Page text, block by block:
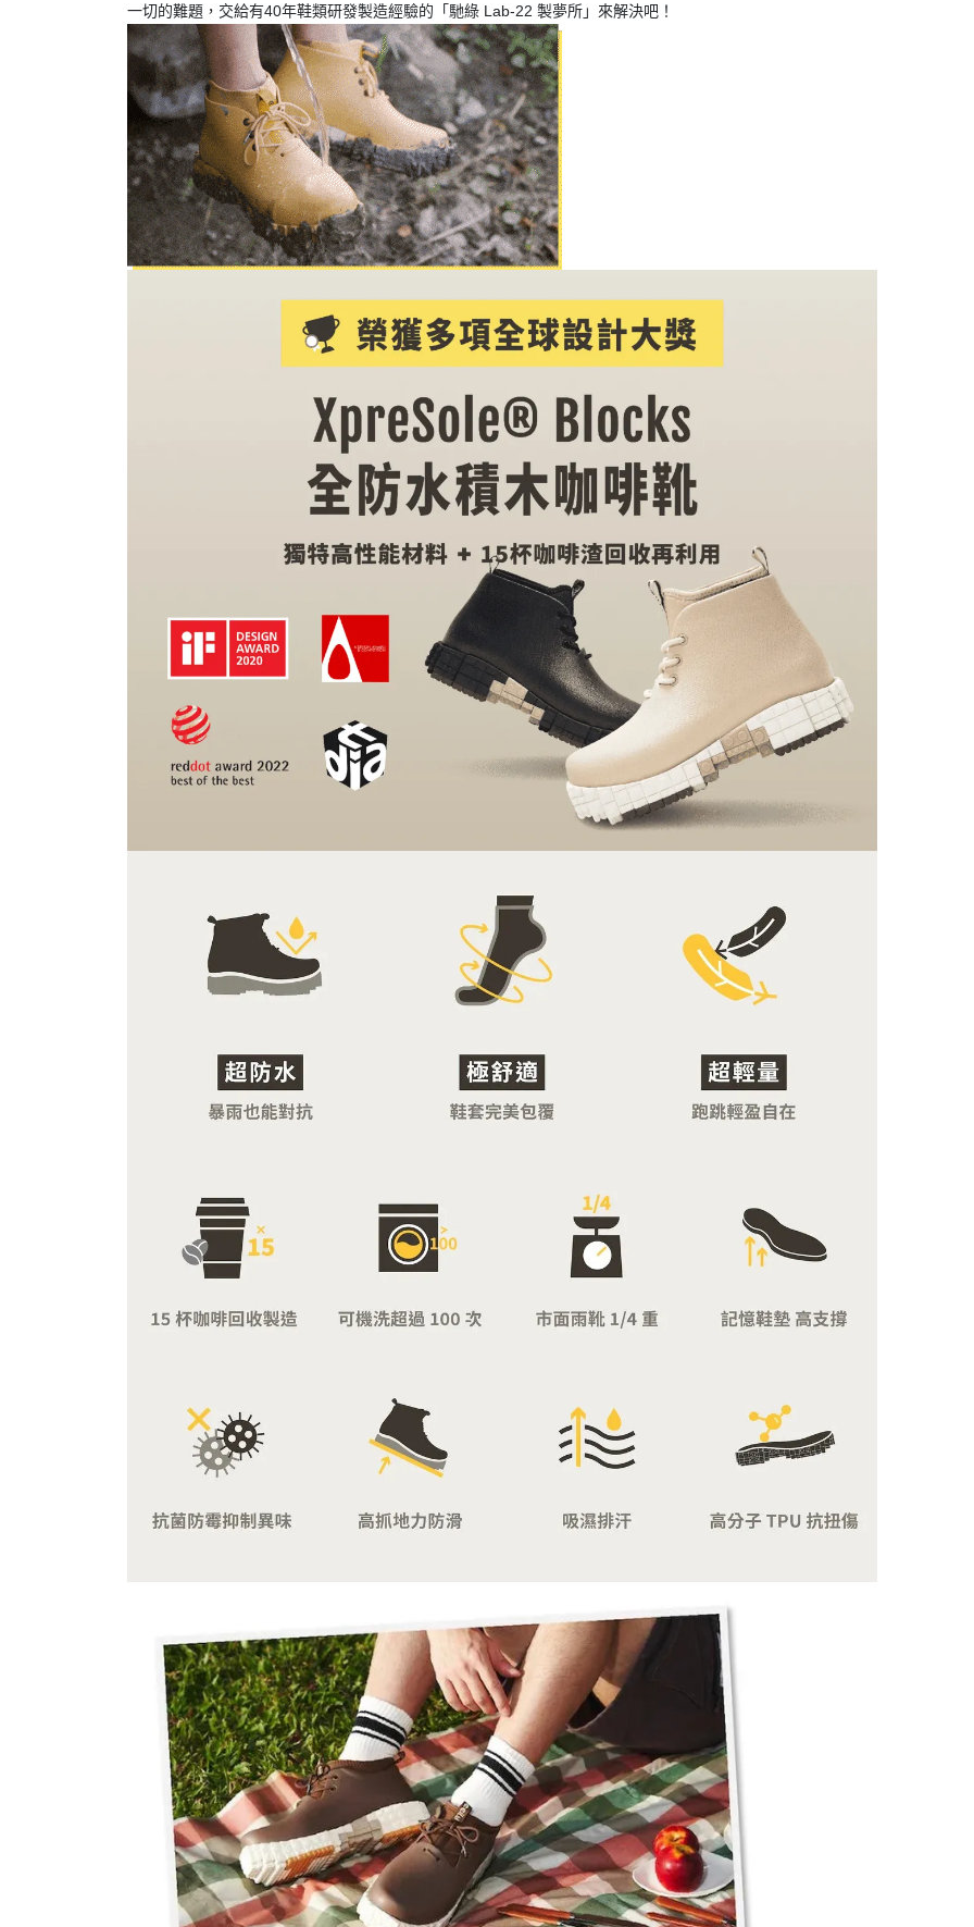
一切的難題，交給有40年鞋類研發製造經驗的「馳綠 Lab-22 製夢所」來解決吧！